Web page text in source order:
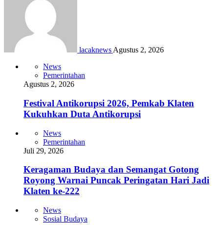
lacaknews Agustus 2, 2026
News
Pemerintahan
Agustus 2, 2026
Festival Antikorupsi 2026, Pemkab Klaten
Kukuhkan Duta Antikorupsi
News
Pemerintahan
Juli 29, 2026
Keragaman Budaya dan Semangat Gotong
Royong Warnai Puncak Peringatan Hari Jadi
Klaten ke-222
News
Sosial Budaya